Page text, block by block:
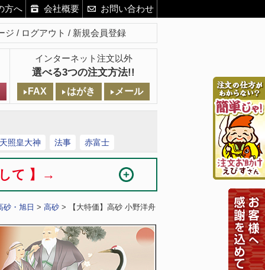
方へ 会社概要 お問い合わせ
ジ ログアウト 新規会員登録
インターネット注文以外
選べる3つの注文方法!!
FAX はがき メール
照皇大神 法事 赤富士
して 】→
砂・旭日 > 高砂 > 【大特価】高砂 小野洋舟